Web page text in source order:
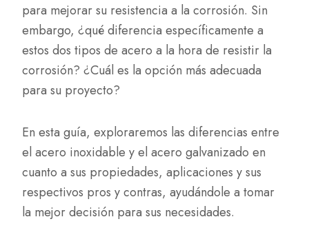
para mejorar su resistencia a la corrosión. Sin
embargo, ¿qué diferencia específicamente a
estos dos tipos de acero a la hora de resistir la
corrosión? ¿Cuál es la opción más adecuada
para su proyecto?
En esta guía, exploraremos las diferencias entre
el acero inoxidable y el acero galvanizado en
cuanto a sus propiedades, aplicaciones y sus
respectivos pros y contras, ayudándole a tomar
la mejor decisión para sus necesidades.